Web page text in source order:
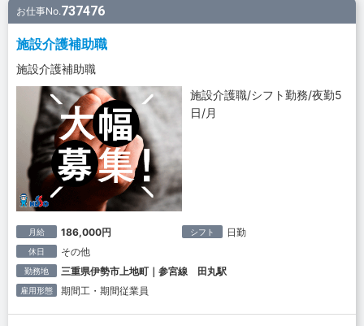
お仕事No.737476
施設介護補助職
施設介護補助職
施設介護職/シフト勤務/夜勤5
日/月
月給 186,000円 シフト 日勤
休日 その他
勤務地 三重県伊勢市上地町｜参宮線 田丸駅
雇用形態 期間工・期間従業員